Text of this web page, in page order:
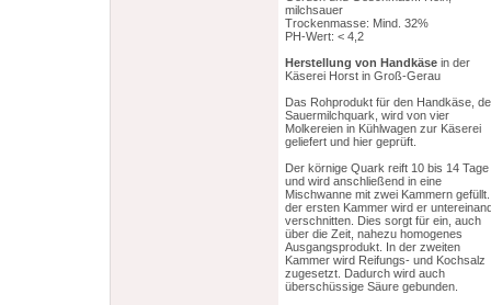
milchsauer
Trockenmasse: Mind. 32%
PH-Wert: < 4,2
Herstellung von Handkäse in der
Käserei Horst in Groß-Gerau
Das Rohprodukt für den Handkäse,
Sauermilchquark, wird von vier
Molkereien in Kühlwagen zur Käserei
geliefert und hier geprüft.
Der körnige Quark reift 10 bis 14 Tage
und wird anschließend in eine
Mischwanne mit zwei Kammern
der ersten Kammer wird er
verschnitten. Dies sorgt für ein, auch
über die Zeit, nahezu homogenes
Ausgangsprodukt. In der zweiten
Kammer wird Reifungs- und Kochsalz
zugesetzt. Dadurch wird auch
überschüssige Säure gebunden.